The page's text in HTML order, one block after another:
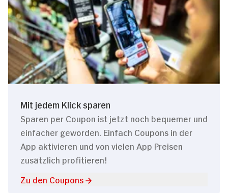
Mit jedem Klick sparen
Sparen per Coupon ist jetzt noch bequemer und
einfacher geworden. Einfach Coupons in der
App aktivieren und von vielen App Preisen
zusätzlich profitieren!
Zu den Coupons